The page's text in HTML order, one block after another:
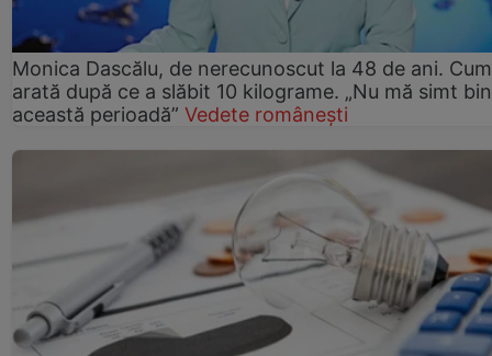
Monica Dascălu, de nerecunoscut la 48 de ani. Cum
arată după ce a slăbit 10 kilograme. „Nu mă simt
această perioadă” Vedete românești